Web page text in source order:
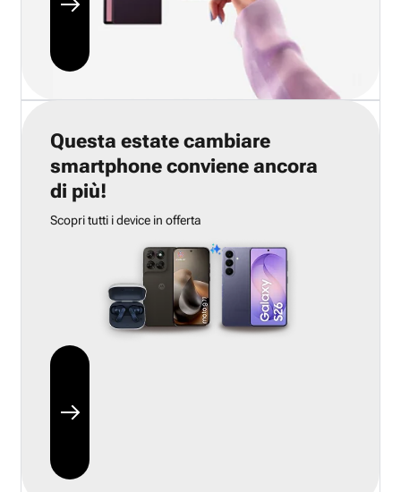
Questa estate cambiare
smartphone conviene ancora
di più!
Scopri tutti i device in offerta